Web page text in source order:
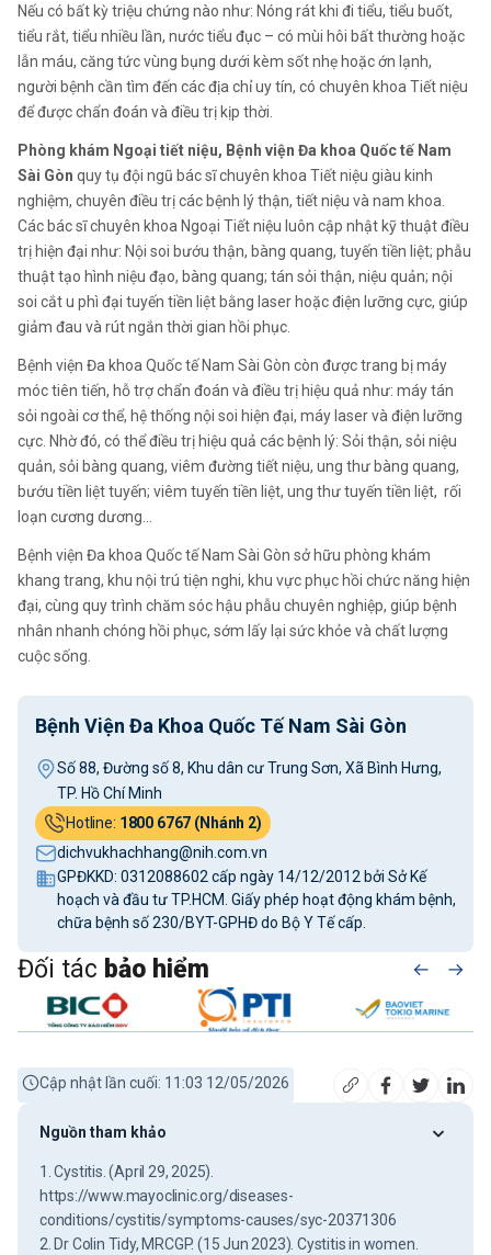
Nếu có bất kỳ triệu chứng nào như: Nóng rát khi đi tiểu, tiểu buốt,
tiểu rắt, tiểu nhiều lần, nước tiểu đục – có mùi hôi bất thường hoặc
lẫn máu, căng tức vùng bụng dưới kèm sốt nhẹ hoặc ớn lạnh,
người bệnh cần tìm đến các địa chỉ uy tín, có chuyên khoa Tiết niệu
để được chẩn đoán và điều trị kịp thời.
Phòng khám Ngoại tiết niệu, Bệnh viện Đa khoa Quốc tế Nam
Sài Gòn quy tụ đội ngũ bác sĩ chuyên khoa Tiết niệu giàu kinh
nghiệm, chuyên điều trị các bệnh lý thận, tiết niệu và nam khoa.
Các bác sĩ chuyên khoa Ngoại Tiết niệu luôn cập nhật kỹ thuật điều
trị hiện đại như: Nội soi bướu thận, bàng quang, tuyến tiền liệt; phẫu
thuật tạo hình niệu đạo, bàng quang; tán sỏi thận, niệu quản; nội
soi cắt u phì đại tuyến tiền liệt bằng laser hoặc điện lưỡng cực, giúp
giảm đau và rút ngắn thời gian hồi phục.
Bệnh viện Đa khoa Quốc tế Nam Sài Gòn còn được trang bị máy
móc tiên tiến, hỗ trợ chẩn đoán và điều trị hiệu quả như: máy tán
sỏi ngoài cơ thể, hệ thống nội soi hiện đại, máy laser và điện lưỡng
cực. Nhờ đó, có thể điều trị hiệu quả các bệnh lý: Sỏi thận, sỏi niệu
quản, sỏi bàng quang, viêm đường tiết niệu, ung thư bàng quang,
bướu tiền liệt tuyến; viêm tuyến tiền liệt, ung thư tuyến tiền liệt, rối
loạn cương dương…
Bệnh viện Đa khoa Quốc tế Nam Sài Gòn sở hữu phòng khám
khang trang, khu nội trú tiện nghi, khu vực phục hồi chức năng hiện
đại, cùng quy trình chăm sóc hậu phẫu chuyên nghiệp, giúp bệnh
nhân nhanh chóng hồi phục, sớm lấy lại sức khỏe và chất lượng
cuộc sống.
Bệnh Viện Đa Khoa Quốc Tế Nam Sài Gòn
Số 88, Đường số 8, Khu dân cư Trung Sơn, Xã Bình Hưng,
TP. Hồ Chí Minh
Hotline: 1800 6767 (Nhánh 2)
dichvukhachhang@nih.com.vn
GPĐKKD: 0312088602 cấp ngày 14/12/2012 bởi Sở Kế
hoạch và đầu tư TP.HCM. Giấy phép hoạt động khám bệnh,
chữa bệnh số 230/BYT-GPHĐ do Bộ Y Tế cấp.
Đối tác bảo hiểm
Cập nhật lần cuối: 11:03 12/05/2026
Nguồn tham khảo
1. Cystitis. (April 29, 2025).
https://www.mayoclinic.org/diseases-
conditions/cystitis/symptoms-causes/syc-20371306
2. Dr Colin Tidy, MRCGP. (15 Jun 2023). Cystitis in women.